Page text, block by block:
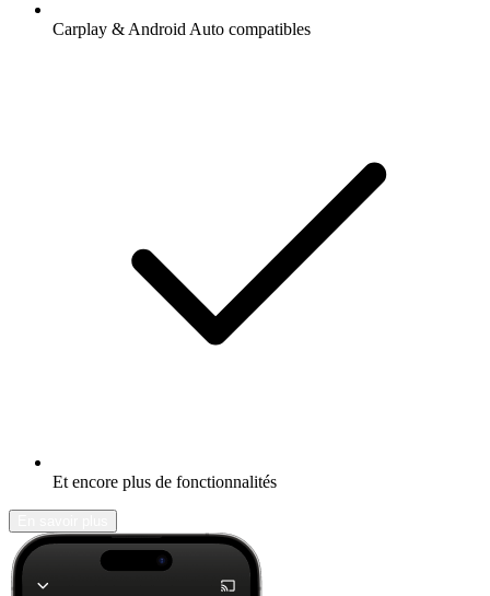
Carplay & Android Auto compatibles
Et encore plus de fonctionnalités